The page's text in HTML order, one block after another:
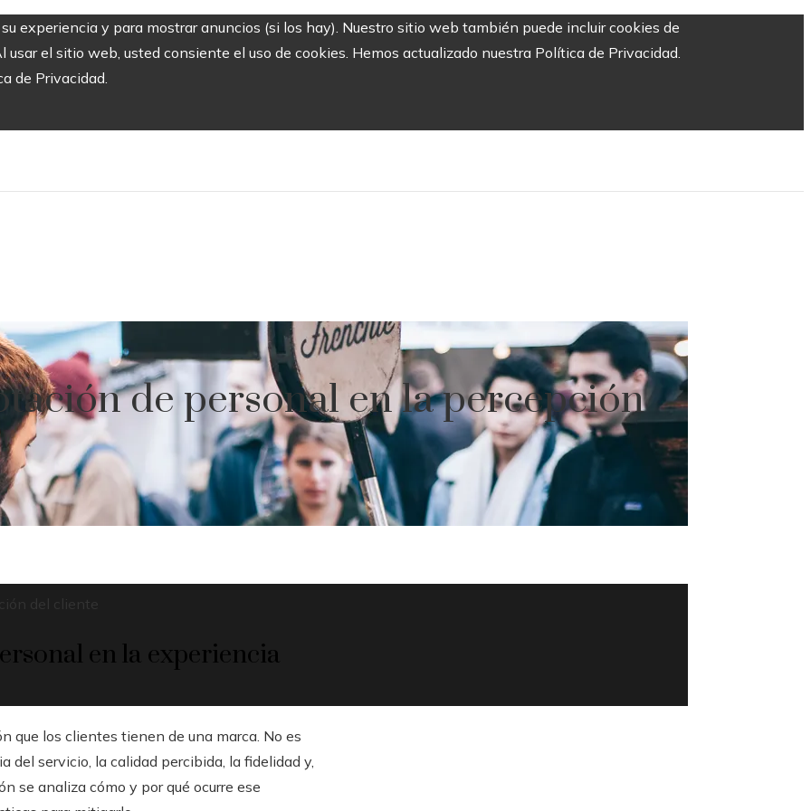
experiencia y para mostrar anuncios (si los hay). Nuestro sitio web también puede incluir cookies de
el sitio web, usted consiente el uso de cookies. Hemos actualizado nuestra Política de Privacidad.
de Privacidad.
de personal en la percepción
del cliente
en la experiencia
que los clientes tienen de una marca. No es
del servicio, la calidad percibida, la fidelidad y,
se analiza cómo y por qué ocurre ese